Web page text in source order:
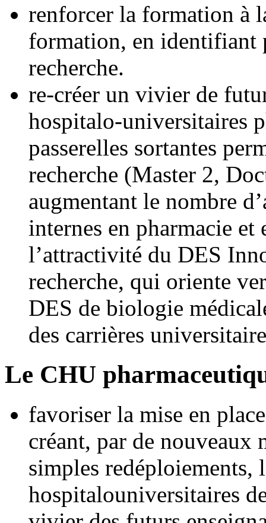
renforcer la formation à
formation, en identifiant
recherche.
re-créer un vivier de
hospitalo-universitaires
passerelles sortantes
recherche (Master 2,
augmentant le nombre
internes en pharmacie
l’attractivité du DES
recherche, qui oriente
DES de biologie
des carrières
Le CHU
favoriser la mise en
créant, par de nouveaux
simples redéploiements,
hospitalouniversitaires